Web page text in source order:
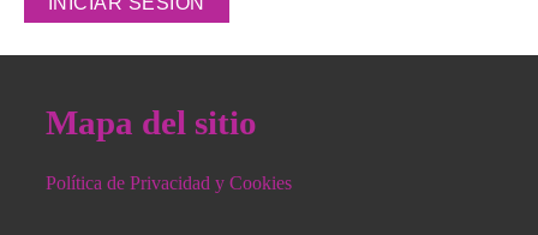
Mapa del sitio
Política de Privacidad y Cookies